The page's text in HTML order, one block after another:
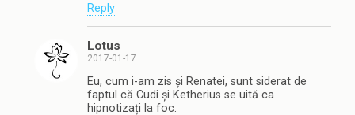
Reply
Lotus
2017-01-17
Eu, cum i-am zis și Renatei, sunt siderat de
faptul că Cudi și Ketherius se uită ca
hipnotizați la foc.